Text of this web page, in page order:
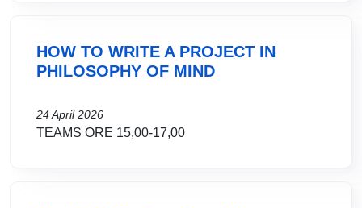
HOW TO WRITE A PROJECT IN
PHILOSOPHY OF MIND
24 April 2026
TEAMS ORE 15,00-17,00